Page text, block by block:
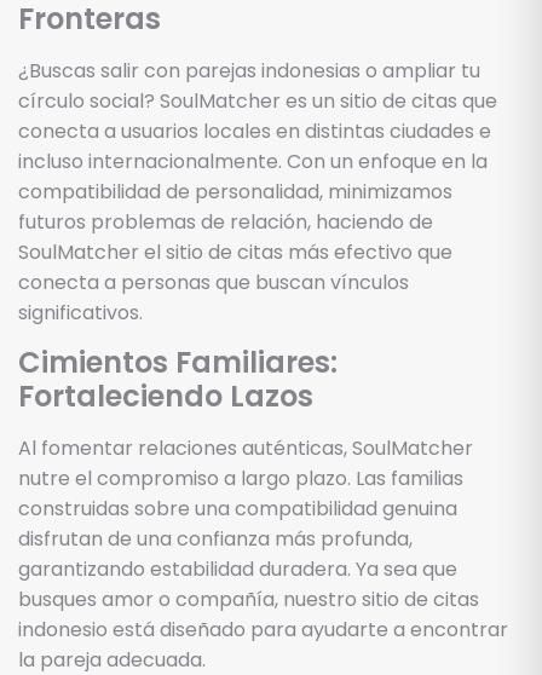
Fronteras
¿Buscas salir con parejas indonesias o ampliar tu
círculo social? SoulMatcher es un sitio de citas que
conecta a usuarios locales en distintas ciudades e
incluso internacionalmente. Con un enfoque en la
compatibilidad de personalidad, minimizamos
futuros problemas de relación, haciendo de
SoulMatcher el sitio de citas más efectivo que
conecta a personas que buscan vínculos
significativos.
Cimientos Familiares:
Fortaleciendo Lazos
Al fomentar relaciones auténticas, SoulMatcher
nutre el compromiso a largo plazo. Las familias
construidas sobre una compatibilidad genuina
disfrutan de una confianza más profunda,
garantizando estabilidad duradera. Ya sea que
busques amor o compañía, nuestro sitio de citas
indonesio está diseñado para ayudarte a encontrar
la pareja adecuada.